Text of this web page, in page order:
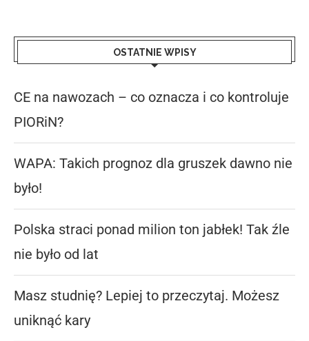
OSTATNIE WPISY
CE na nawozach – co oznacza i co kontroluje
PIORiN?
WAPA: Takich prognoz dla gruszek dawno nie
było!
Polska straci ponad milion ton jabłek! Tak źle
nie było od lat
Masz studnię? Lepiej to przeczytaj. Możesz
uniknąć kary